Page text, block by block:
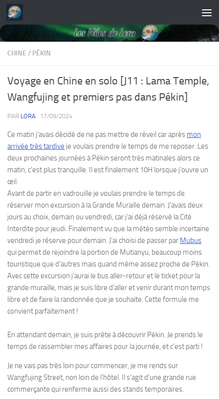
Skip to content
CHINE / PÉKIN
Voyage en Chine en solo [J11 : Lama Temple,
Wangfujing et premiers pas dans Pékin]
PAR LORA · 17/09/2024
Ce matin j’avais décidé de ne pas mettre de réveil car après mon
arrivée très tardive je voulais prendre le temps de me reposer. Les
deux prochaines journées à Pékin seront très matinales alors ce
matin, c’est plus tranquille. Il est finalement 10H lorsque j’ouvre un
œil.
Avant de partir en vadrouille je voulais prendre le temps de
réserver mon excursion à la Grande Muraille demain. J’avais deux
jours au choix, demain ou vendredi, car j’ai déjà réservé la Cité
Interdite pour jeudi. Finalement vu que la météo semble incertaine
vendredi je réserve pour demain. J’ai choisi de passer par Mubus
qui permet de rejoindre la portion de Mutianyu, beaucoup moins
touristique que d’autres mais quand même assez proche de Pékin.
Avec cette excursion j’aurai le bus aller-retour et le ticket pour la
grande muraille, mais je suis libre d’aller et venir durant mon temps
libre et de faire la randonnée que je souhaite. Cette formule me
convient parfaitement !
En attendant demain, je suis prête à découvrir Pékin. Je prends le
temps de rassembler mes affaires pour la journée, et c’est parti !
Je ne vais pas très loin pour commencer, je me rends sur
Wangfujing Street, non loin de l’hôtel. Il s’agit d’une grande rue
commerçante qui renferme aussi des stands temporaires.